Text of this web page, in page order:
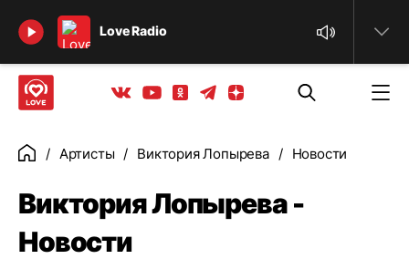
Love Radio
Найти
Вконтакте
YoutubeОдноклассники
ТелеграмЯндекс дзен
ГлавнаяАртисты Виктория Лопырева Новости
Виктория Лопырева -
Новости